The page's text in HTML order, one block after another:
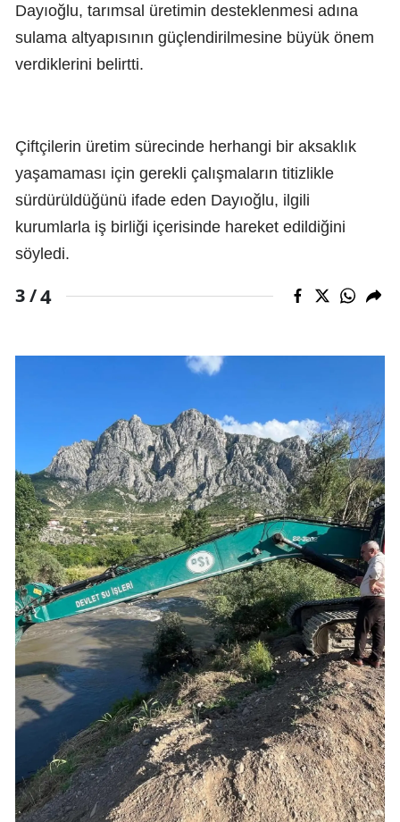
Dayıoğlu, tarımsal üretimin desteklenmesi adına
sulama altyapısının güçlendirilmesine büyük önem
verdiklerini belirtti.
Çiftçilerin üretim sürecinde herhangi bir aksaklık
yaşamaması için gerekli çalışmaların titizlikle
sürdürüldüğünü ifade eden Dayıoğlu, ilgili
kurumlarla iş birliği içerisinde hareket edildiğini
söyledi.
3 /4